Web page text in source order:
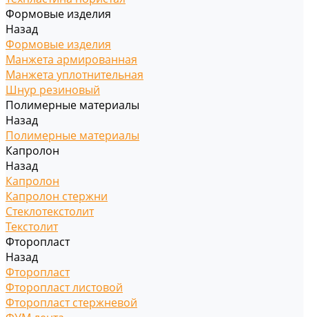
Формовые изделия
Назад
Формовые изделия
Манжета армированная
Манжета уплотнительная
Шнур резиновый
Полимерные материалы
Назад
Полимерные материалы
Капролон
Назад
Капролон
Капролон стержни
Стеклотекстолит
Текстолит
Фторопласт
Назад
Фторопласт
Фторопласт листовой
Фторопласт стержневой